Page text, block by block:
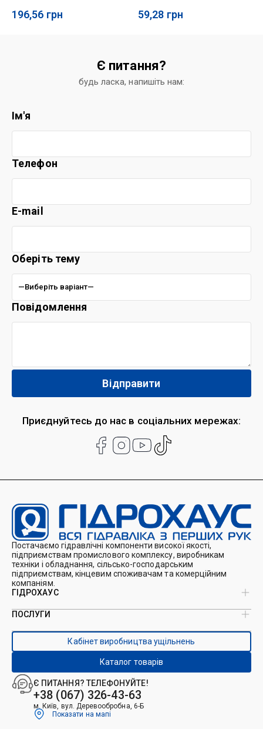
196,56 грн 59,28 грн
Є питання?
будь ласка, напишіть нам:
Приєднуйтесь до нас в соціальних мережах:
Ім'я
Телефон
E-mail
Оберіть тему
Повідомлення
Постачаємо гідравлічні компоненти високої якості,
підприємствам промислового комплексу, виробникам
техніки і обладнання, сільсько-господарським
підприємствам, кінцевим споживачам та комерційним
компаніям.
Є ПИТАННЯ? ТЕЛЕФОНУЙТЕ!
+38 (067) 326-43-63
м. Київ, вул. Деревообробна, 6-Б
Показати на мапі
ГІДРОХАУС
Про нас
Каталоги
Контакти
ПОСЛУГИ
Виробництво ущільнень
Виробництво гідроциліндрів
Ремонт гідроциліндрів
Ремонт і виготовлення РВТ
Ремонт техніки
Гідрофікація авто
Кабінет виробництва ущільнень
Каталог товарів